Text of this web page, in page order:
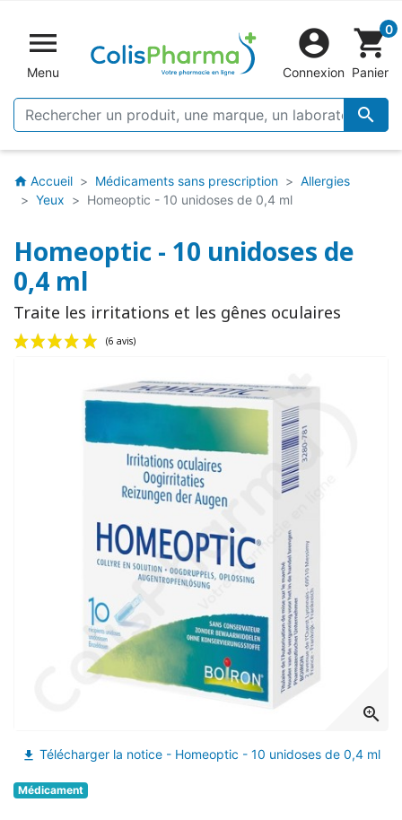

Menu


Connexion
shopping_cart0
Panier
home Accueil Médicaments sans prescription
Allergies
Yeux
Homeoptic - 10 unidoses de 0,4 ml
Homeoptic - 10 unidoses de
0,4 ml
Traite les irritations et les gênes oculaires
(6 avis)
zoom_in
file_download Télécharger la notice - Homeoptic - 10 unidoses de 0,4 ml
Médicament